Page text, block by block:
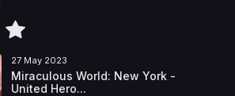
27 May 2023
Miraculous World: New York -
United Hero...